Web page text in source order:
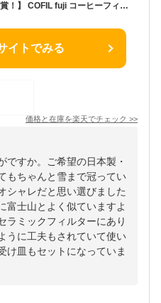
【おもてなしセレクション金賞受賞！】 COFIL fuji コーヒーフィルター コーヒードリッパー セラミックフィルター 円錐 おしゃれ ペーパーレス キャンプ セラミック ギフト プレゼント 富士山 富士 ドリップ 器具 コフィル cofi アウトドア かわいい 陶器 有田焼 波佐見焼
イトでみる
価格と在庫を楽天でチェック >>
ですか。ご希望の日本製・
もちゃんと雪まで冠ってい
シャレだと思い選びました
富士山とよく似ていますよ
ラミックフィルターにあり
うに工夫もされていて使い
皿もセットになっていま